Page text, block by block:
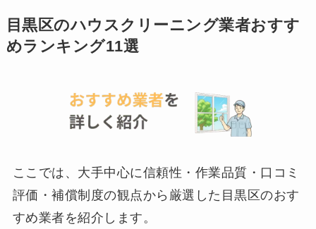
目黒区のハウスクリーニング業者おすす
めランキング11選
ここでは、大手中心に信頼性・作業品質・口コミ
評価・補償制度の観点から厳選した目黒区のおす
すめ業者を紹介します。